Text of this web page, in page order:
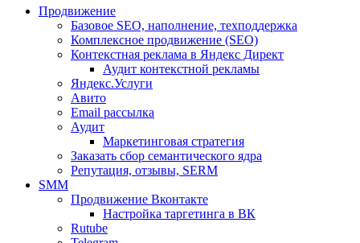
Продвижение
Базовое SEO, наполнение, техподдержка
Комплексное продвижение (SEO)
Контекстная реклама в Яндекс Директ
Аудит контекстной рекламы
Яндекс.Услуги
Авито
Email рассылка
Аудит
Маркетинговая стратегия
Заказать сбор семантического ядра
Репутация, отзывы, SERM
SMM
Продвижение Вконтакте
Настройка таргетинга в ВК
Rutube